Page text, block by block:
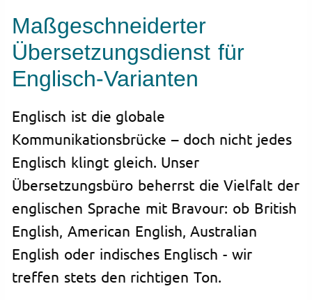
Maßgeschneiderter
Übersetzungsdienst für
Englisch-Varianten
Englisch ist die globale
Kommunikationsbrücke – doch nicht jedes
Englisch klingt gleich. Unser
Übersetzungsbüro beherrst die Vielfalt der
englischen Sprache mit Bravour: ob British
English, American English, Australian
English oder indisches Englisch - wir
treffen stets den richtigen Ton.